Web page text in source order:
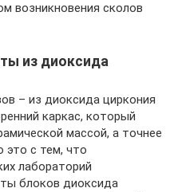
возникновения сколов
из диоксида
– из диоксида циркония
каркас, который
массой, а точнее
это с тем, что
лабораторий
блоков диоксида